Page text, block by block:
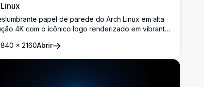
papel de parede do Arch Linux em alta
4K com o icônico logo renderizado em vibrante
com tema escuro e entusiastas do Linux.
× 2160Abrir